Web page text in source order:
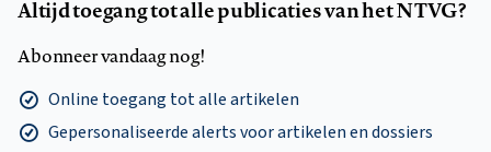
Altijd toegang tot alle publicaties van het NTVG?
Abonneer vandaag nog!
Online toegang tot alle artikelen
Gepersonaliseerde alerts voor artikelen en dossiers